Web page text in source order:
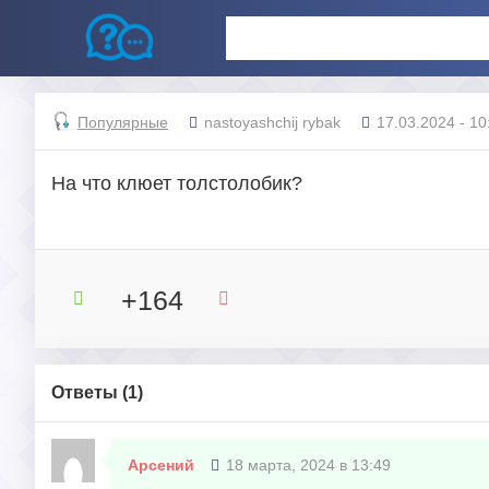
Популярные nastoyashchij rybak 17.03.2024 -
На что клюет толстолобик?
+164
Ответы (1)
Арсений 18 марта, 2024 в 13:49